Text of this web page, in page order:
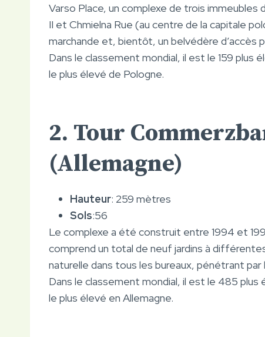
Varso Place, un complexe de trois immeubles
II et Chmielna Rue (au centre de la capitale
marchande et, bientôt, un belvédère d’accès
Dans le classement mondial, il est le 159
le plus élevé de Pologne.
2. Tour
(Allemagne)
Hauteur: 259 mètres
Sols:56
Le complexe a été construit entre 1994 et
comprend un total de neuf jardins à
naturelle dans tous les bureaux, pénétrant par
Dans le classement mondial, il est le 485
le plus élevé en Allemagne.